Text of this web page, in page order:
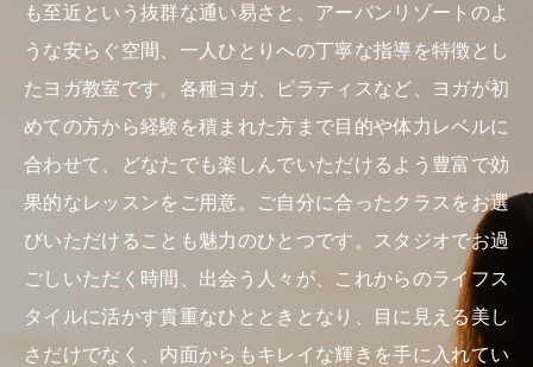
も至近という抜群な通い易さと、アーバンリゾートのよ
うな安らぐ空間、一人ひとりへの丁寧な指導を特徴とし
たヨガ教室です。各種ヨガ、ピラティスなど、ヨガが初
めての方から経験を積まれた方まで目的や体力レベルに
合わせて、どなたでも楽しんでいただけるよう豊富で効
果的なレッスンをご用意。ご自分に合ったクラスをお選
びいただけることも魅力のひとつです。スタジオでお過
ごしいただく時間、出会う人々が、これからのライフス
タイルに活かす貴重なひとときとなり、目に見える美し
さだけでなく、内面からもキレイな輝きを手に入れてい